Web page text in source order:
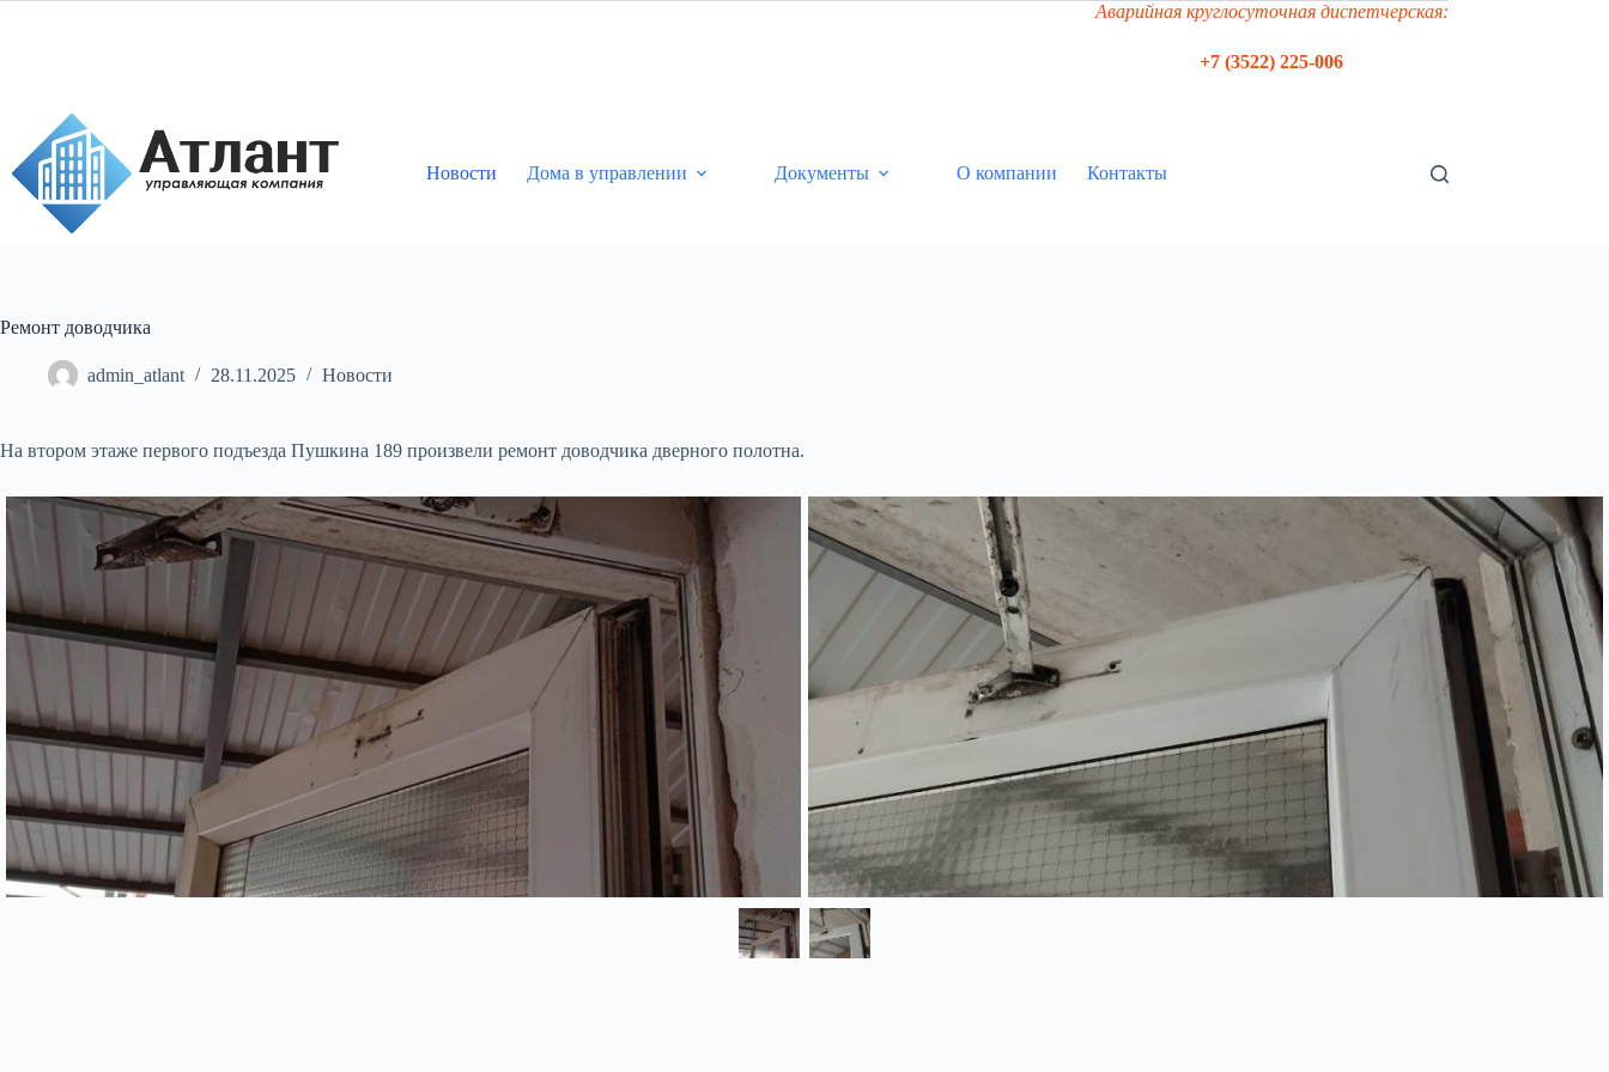
Аварийная круглосуточная диспетчерская:
+7 (3522) 225-006
Новости Дома в управлении Документы О компании Контакты
Ремонт доводчика
admin_atlant 28.11.2025 Новости
На втором этаже первого подъезда Пушкина 189 произвели ремонт доводчика дверного полотна.